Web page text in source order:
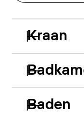
Kraan
Baden